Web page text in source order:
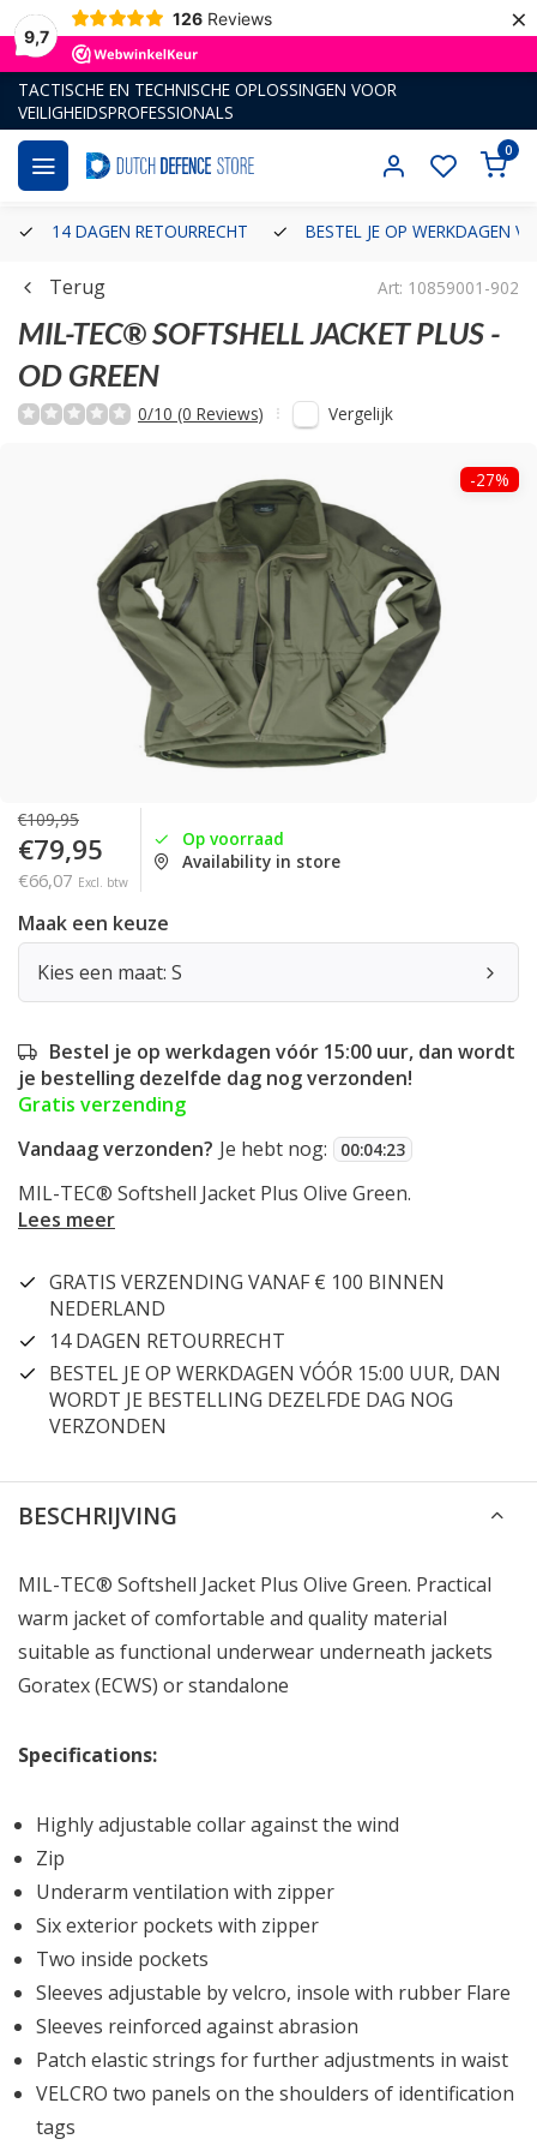
9,7
126 Reviews ×
TACTISCHE EN TECHNISCHE OPLOSSINGEN VOOR
VEILIGHEIDSPROFESSIONALS
0
14 DAGEN RETOURRECHT BESTEL JE OP WERKDAGEN
Terug Art: 10859001-902
MIL-TEC®SOFTSHELL JACKET PLUS -
OD GREEN
0/10 (0 Reviews) Vergelijk
-27%
€109,95
€79,95
€66,07 Excl. btw
Op voorraad
Availability in store
Maak een keuze
Kies een maat: S
Bestel je op werkdagen vóór 15:00 uur, dan wordt
je bestelling dezelfde dag nog verzonden!
Gratis verzending
Vandaag verzonden? Je hebt nog: 00:04:23
MIL-TEC® Softshell Jacket Plus Olive Green.
Lees meer
GRATIS VERZENDING VANAF € 100 BINNEN
NEDERLAND
14 DAGEN RETOURRECHT
BESTEL JE OP WERKDAGEN VÓÓR 15:00 UUR, DAN
WORDT JE BESTELLING DEZELFDE DAG NOG
VERZONDEN
BESCHRIJVING
MIL-TEC® Softshell Jacket Plus Olive Green. Practical
warm jacket of comfortable and quality material
suitable as functional underwear underneath jackets
Goratex (ECWS) or standalone
Specifications:
Highly adjustable collar against the wind
Zip
Underarm ventilation with zipper
Six exterior pockets with zipper
Two inside pockets
Sleeves adjustable by velcro, insole with rubber Flare
Sleeves reinforced against abrasion
Patch elastic strings for further adjustments in waist
VELCRO two panels on the shoulders of identification
tags